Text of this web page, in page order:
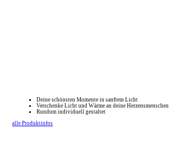
Deine schönsten Momente in sanftem Licht
Verschenke Licht und Wärme an deine Herzensmenschen
Rundum individuell gestaltet
alle Produktinfos